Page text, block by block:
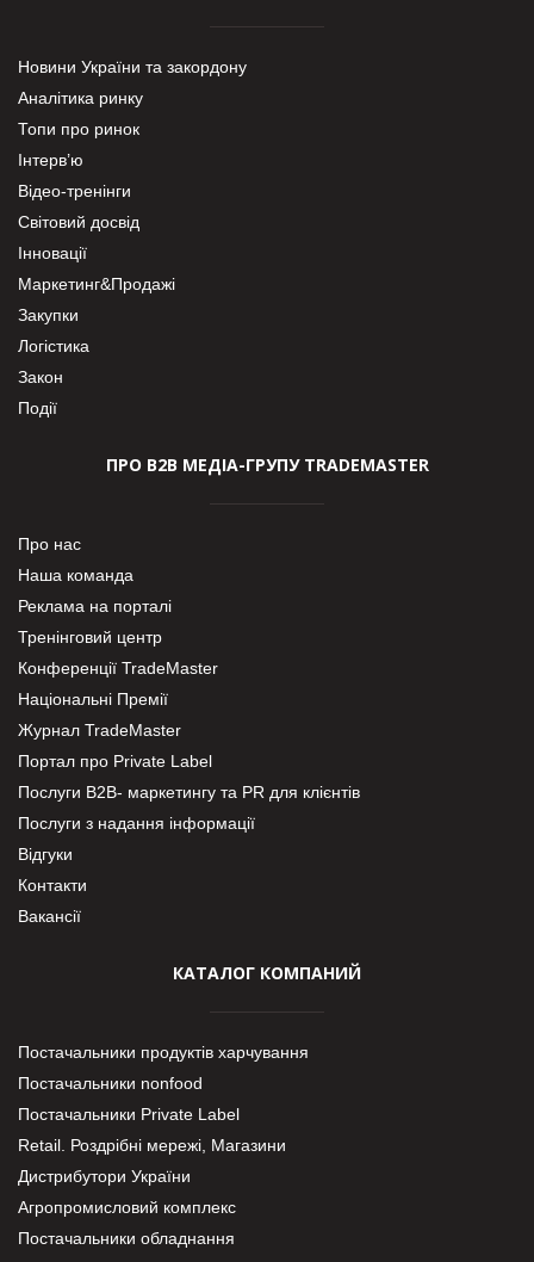
Новини України та закордону
Аналітика ринку
Топи про ринок
Інтерв’ю
Відео-тренінги
Світовий досвід
Інновації
Маркетинг&Продажі
Закупки
Логістика
Закон
Події
ПРО В2В МЕДІА-ГРУПУ TRADEMASTER
Про нас
Наша команда
Реклама на порталі
Тренінговий центр
Конференції TradeMaster
Національні Премії
Журнал TradeMaster
Портал про Private Label
Послуги В2В- маркетингу та PR для клієнтів
Послуги з надання інформації
Відгуки
Контакти
Вакансії
КАТАЛОГ КОМПАНИЙ
Постачальники продуктів харчування
Постачальники nonfood
Постачальники Private Label
Retail. Роздрібні мережі, Магазини
Дистрибутори України
Агропромисловий комплекс
Постачальники обладнання